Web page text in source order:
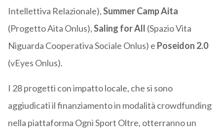
Intellettiva Relazionale),Summer Camp Aita
(Progetto Aita Onlus),Saling for All (Spazio Vita
Niguarda Cooperativa Sociale Onlus) e Poseidon 2.0
(vEyes Onlus).
I 28 progetti con impatto locale, che si sono
aggiudicati il finanziamento in modalità crowdfunding
nella piattaforma Ogni Sport Oltre, otterranno un